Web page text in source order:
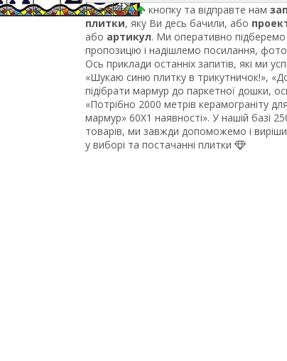
Натисніть
кнопку та відправте нам
плитки, яку Ви десь бачили, або
або артикул. Ми оперативно
пропозицію і надішлемо посилання,
Ось приклади останніх запитів, які ми
«Шукаю синю плитку в трикутничок!»,
підібрати мармур до паркетної дошки,
«Потрібно 2000 метрів керамограніту
мармур» 60Х1 наявності». У нашій базі
товарів, ми завжди допоможемо і
у виборі та постачанні плитки